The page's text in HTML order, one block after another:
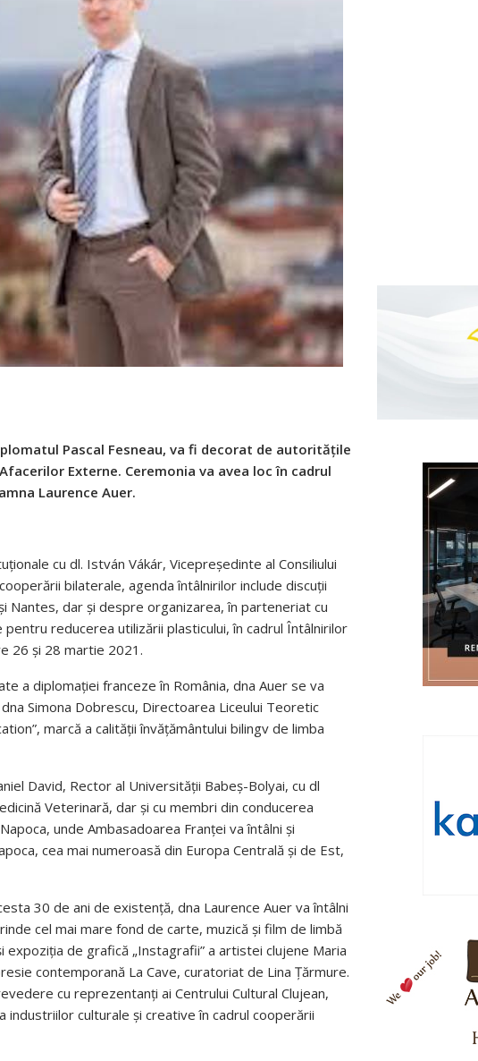
Pascal Fesneau, va fi decorat de autoritățile
Externe. Ceremonia va avea loc în cadrul
Laurence Auer.
cu dl. István Vákár, Vicepreședinte al Consiliului
bilaterale, agenda întâlnirilor include discuţii
dar și despre organizarea, în parteneriat cu
reducerea utilizării plasticului, în cadrul Întâlnirilor
26 şi 28 martie 2021.
a diplomației franceze în România, dna Auer se va
Simona Dobrescu, Directoarea Liceului Teoretic
marcă a calității învățământului bilingv de limba
David, Rector al Universității Babeș-Bolyai, cu dl
Veterinară, dar și cu membri din conducerea
unde Ambasadoarea Franţei va întâlni și
cea mai numeroasă din Europa Centrală și de Est,
30 de ani de existență, dna Laurence Auer va întâlni
cel mai mare fond de carte, muzică și film de limbă
expoziția de grafică „Instagrafii” a artistei clujene Maria
contemporană La Cave, curatoriat de Lina Țărmure.
cu reprezentanți ai Centrului Cultural Clujean,
culturale și creative în cadrul cooperării